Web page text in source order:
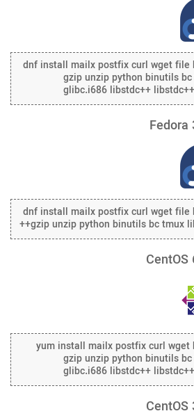
dnf install mailx postfix curl wget file
gzip unzip python binutils
glibc.i686 libstdc++
dnf install mailx postfix curl wget file
gzip unzip python binutils bc tmux
yum install mailx postfix curl wget
gzip unzip python binutils
glibc.i686 libstdc++